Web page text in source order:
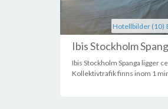
Hotellbilder (10)
Ibis Stockholm
Ibis Stockholm Spanga ligger
Kollektivtrafik finns inom 1